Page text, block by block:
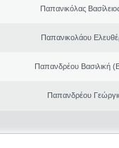
Παπανικόλας
Παπανικολάου
Παπανδρέου Βασιλική
Παπανδρέου